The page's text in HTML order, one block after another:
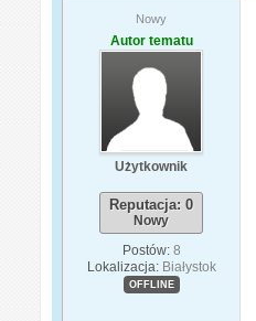
Nowy
Autor tematu
Użytkownik
Reputacja: 0
Nowy
Postów: 8
Lokalizacja: Białystok
OFFLINE